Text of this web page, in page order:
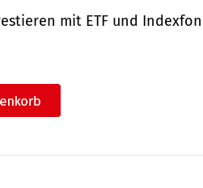
mit ETF und